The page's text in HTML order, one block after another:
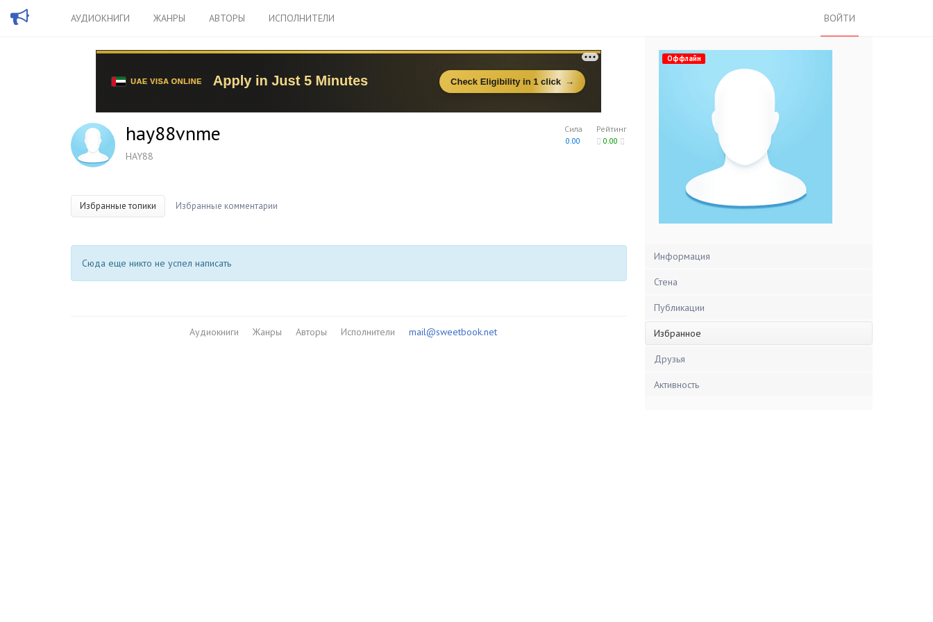
АУДИОКНИГИ ЖАНРЫ АВТОРЫ ИСПОЛНИТЕЛИ ВОЙТИ
Рейтинг
0.00
Сила
0.00
hay88vnme
HAY88
Избранные топики Избранные комментарии
Сюда еще никто не успел написать
Аудиокниги Жанры Авторы Исполнители mail@sweetbook.net
Оффлайн
Информация
Стена
Публикации
Избранное
Друзья
Активность